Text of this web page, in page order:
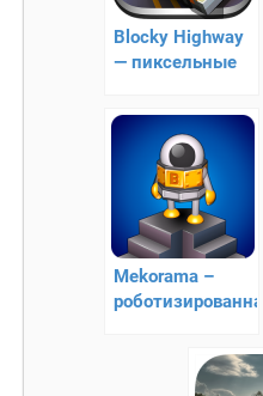
Blocky Highway
— пиксельные
Mekorama –
роботизированная